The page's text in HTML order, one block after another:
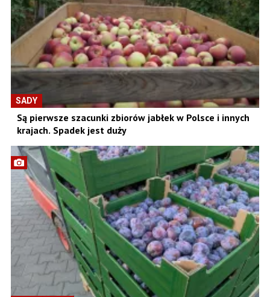
SADY
Są pierwsze szacunki zbiorów jabłek w Polsce i innych
krajach. Spadek jest duży